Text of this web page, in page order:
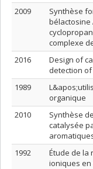
2009
Synthèse
bélactosine
complexe
2016
Design of
detection
1989
organique
2010
Synthèse
catalysée
1992
Étude de la
ioniques